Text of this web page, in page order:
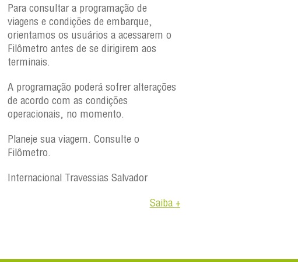
Para consultar a programação de
viagens e condições de embarque,
orientamos os usuários a acessarem o
Filômetro antes de se dirigirem aos
terminais.
A programação poderá sofrer alterações
de acordo com as condições
operacionais, no momento.
Planeje sua viagem. Consulte o
Filômetro.
Internacional Travessias Salvador
Saiba +